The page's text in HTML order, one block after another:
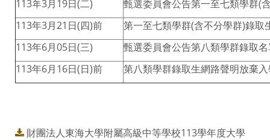
113年3月19日(二)
甄選委員會公告第一至七類學群(
113年3月21日(四)前
第一至七類學群(含不分學群)錄取
113年6月05日(三)
甄選委員會公告第八類學群錄取
113年6月16日(日)前
第八類學群錄取生網路聲明放棄
財團法人東海大學附屬高級中等學校113學年度大學